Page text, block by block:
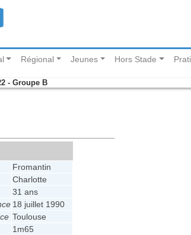
Régional Jeunes Hors Stade
- Groupe B
Fromantin
Charlotte
31 ans
18 juillet 1990
Toulouse
1m65